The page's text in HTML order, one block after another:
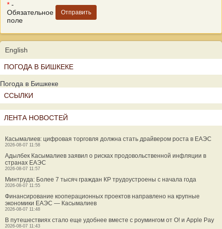
* -
Обязательное
поле
English
ПОГОДА В БИШКЕКЕ
Погода в Бишкеке
ССЫЛКИ
ЛЕНТА НОВОСТЕЙ
Касымалиев: цифровая торговля должна стать драйвером роста в ЕАЭС
2026-08-07 11:58
Адылбек Касымалиев заявил о рисках продовольственной инфляции в
странах ЕАЭС
2026-08-07 11:57
Минтруда: Более 7 тысяч граждан КР трудоустроены с начала года
2026-08-07 11:55
Финансирование кооперационных проектов направлено на крупные
экономики ЕАЭС — Касымалиев
2026-08-07 11:48
В путешествиях стало еще удобнее вместе с роумингом от О! и Apple Pay
2026-08-07 11:43